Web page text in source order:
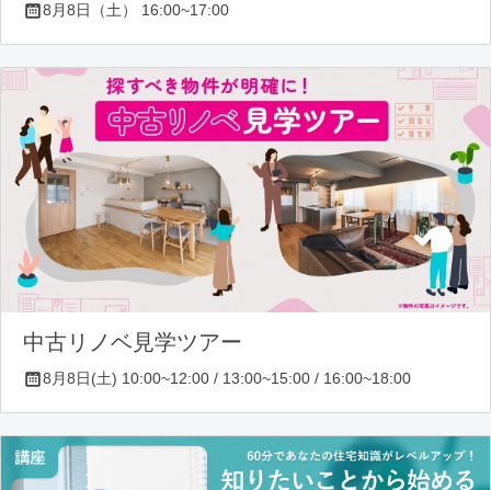
8月8日（土） 16:00~17:00
中古リノベ見学ツアー
8月8日(土) 10:00~12:00 / 13:00~15:00 / 16:00~18:00